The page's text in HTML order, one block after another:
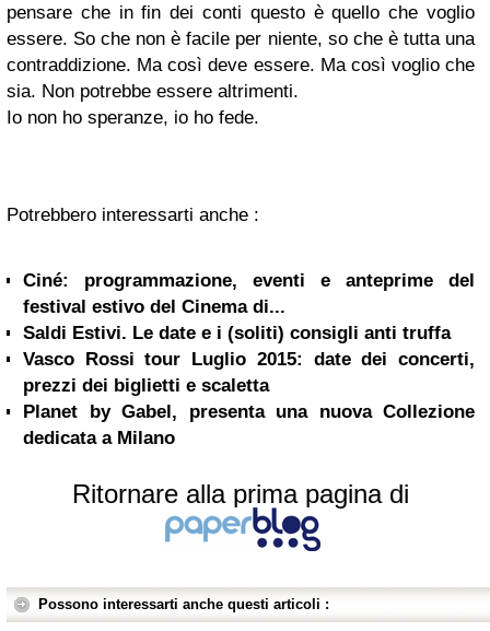
pensare che in fin dei conti questo è quello che voglio
essere. So che non è facile per niente, so che è tutta una
contraddizione. Ma così deve essere. Ma così voglio che
sia. Non potrebbe essere altrimenti.
Io non ho speranze, io ho fede.
Potrebbero interessarti anche :
Ciné: programmazione, eventi e anteprime del
festival estivo del Cinema di...
Saldi Estivi. Le date e i (soliti) consigli anti truffa
Vasco Rossi tour Luglio 2015: date dei concerti,
prezzi dei biglietti e scaletta
Planet by Gabel, presenta una nuova Collezione
dedicata a Milano
Ritornare alla prima pagina di
Possono interessarti anche questi articoli :